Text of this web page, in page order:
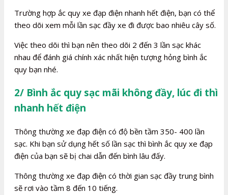
Trường hợp ắc quy xe đạp điện nhanh hết điện, bạn có thể
theo dõi xem mỗi lần sạc đầy xe đi được bao nhiêu cây số.
Việc theo dõi thì bạn nên theo dõi 2 đến 3 lần sạc khác
nhau để đánh giá chính xác nhất hiện tượng hỏng bình ắc
quy bạn nhé.
2/ Bình ắc quy sạc mãi không đầy, lúc đi thì
nhanh hết điện
Thông thường xe đạp điện có độ bền tầm 350- 400 lần
sạc. Khi bạn sử dụng hết số lần sạc thì bình ắc quy xe đạp
điện của bạn sẽ bị chai dẫn đến bình lâu đấy.
Thông thường xe đạp điện có thời gian sạc đầy trung bình
sẽ rơi vào tầm 8 đến 10 tiếng.